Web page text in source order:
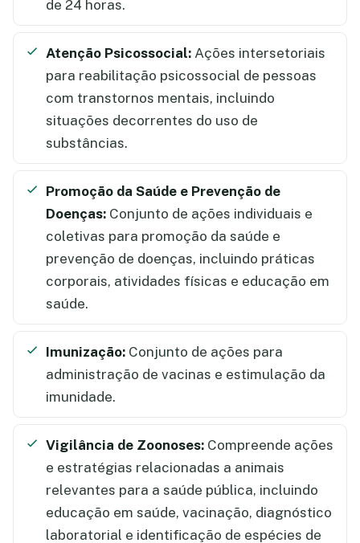
de 24 horas.
Atenção Psicossocial: Ações intersetoriais
para reabilitação psicossocial de pessoas
com transtornos mentais, incluindo
situações decorrentes do uso de
substâncias.
Promoção da Saúde e Prevenção de
Doenças: Conjunto de ações individuais e
coletivas para promoção da saúde e
prevenção de doenças, incluindo práticas
corporais, atividades físicas e educação em
saúde.
Imunização: Conjunto de ações para
administração de vacinas e estimulação da
imunidade.
Vigilância de Zoonoses: Compreende ações
e estratégias relacionadas a animais
relevantes para a saúde pública, incluindo
educação em saúde, vacinação, diagnóstico
laboratorial e identificação de espécies de